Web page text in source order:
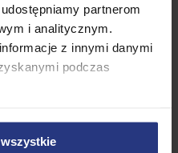
partnerom
i analitycznym.
z innymi danymi
podczas
799,99 PLN
Najniższa cena z 30 dni przed
obniżką:
699,00 PLN
Trampolina 12FT 374CM
Corciano z siatką zewnętrzną i
Produkt niedostępny